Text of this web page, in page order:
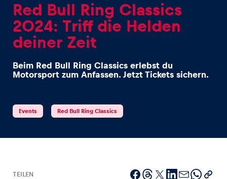
Erlebnisse
Seiten
Red Bull Ring Classics
2024: Triff die Helden
deiner Zeit
Beim Red Bull Ring Classics erlebst du
Motorsport zum Anfassen. Jetzt Tickets sichern.
Events Red Bull Ring Classics
TEILEN